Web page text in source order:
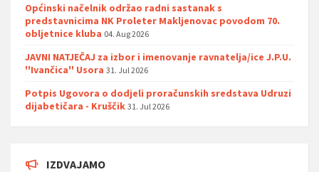
Općinski načelnik održao radni sastanak s
predstavnicima NK Proleter Makljenovac povodom 70.
obljetnice kluba 04. Aug 2026
JAVNI NATJEČAJ za izbor i imenovanje ravnatelja/ice J.P.U.
''Ivančica'' Usora 31. Jul 2026
Potpis Ugovora o dodjeli proračunskih sredstava Udruzi
dijabetičara - Kruščik 31. Jul 2026
IZDVAJAMO